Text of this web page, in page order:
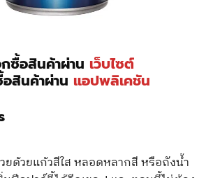
กซื้อสินค้าผ่าน เว็บไซต์
สินค้าผ่าน แอปพลิเคชัน
ยด้วยแก้วสีใส หลอดหลากสี หรือถังน้ำ